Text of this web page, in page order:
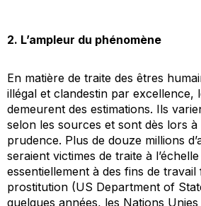
2. L’ampleur du phénomène
En matière de traite des êtres
illégal et clandestin par excellence,
demeurent des estimations. Ils
selon les sources et sont dès lors
prudence. Plus de douze millions
seraient victimes de traite à
essentiellement à des fins de
prostitution (US Department of
quelques années, les Nations